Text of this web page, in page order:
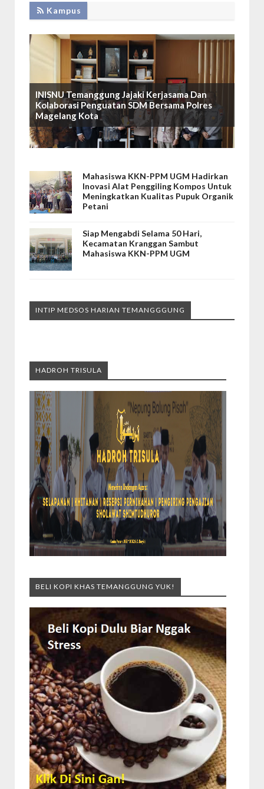
Kampus
INISNU Temanggung Jajaki Kerjasama Dan
Kolaborasi Penguatan SDM Bersama Polres
Magelang Kota
Mahasiswa KKN-PPM UGM Hadirkan
Inovasi Alat Penggiling Kompos Untuk
Meningkatkan Kualitas Pupuk Organik
Petani
Siap Mengabdi Selama 50 Hari,
Kecamatan Kranggan Sambut
Mahasiswa KKN-PPM UGM
INTIP MEDSOS HARIAN TEMANGGGUNG
HADROH TRISULA
BELI KOPI KHAS TEMANGGUNG YUK!